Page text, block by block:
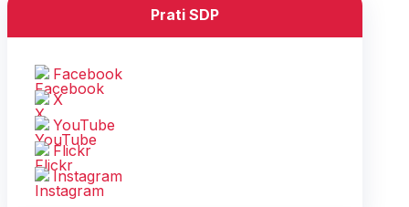
Prati SDP
Facebook
X
YouTube
Flickr
Instagram